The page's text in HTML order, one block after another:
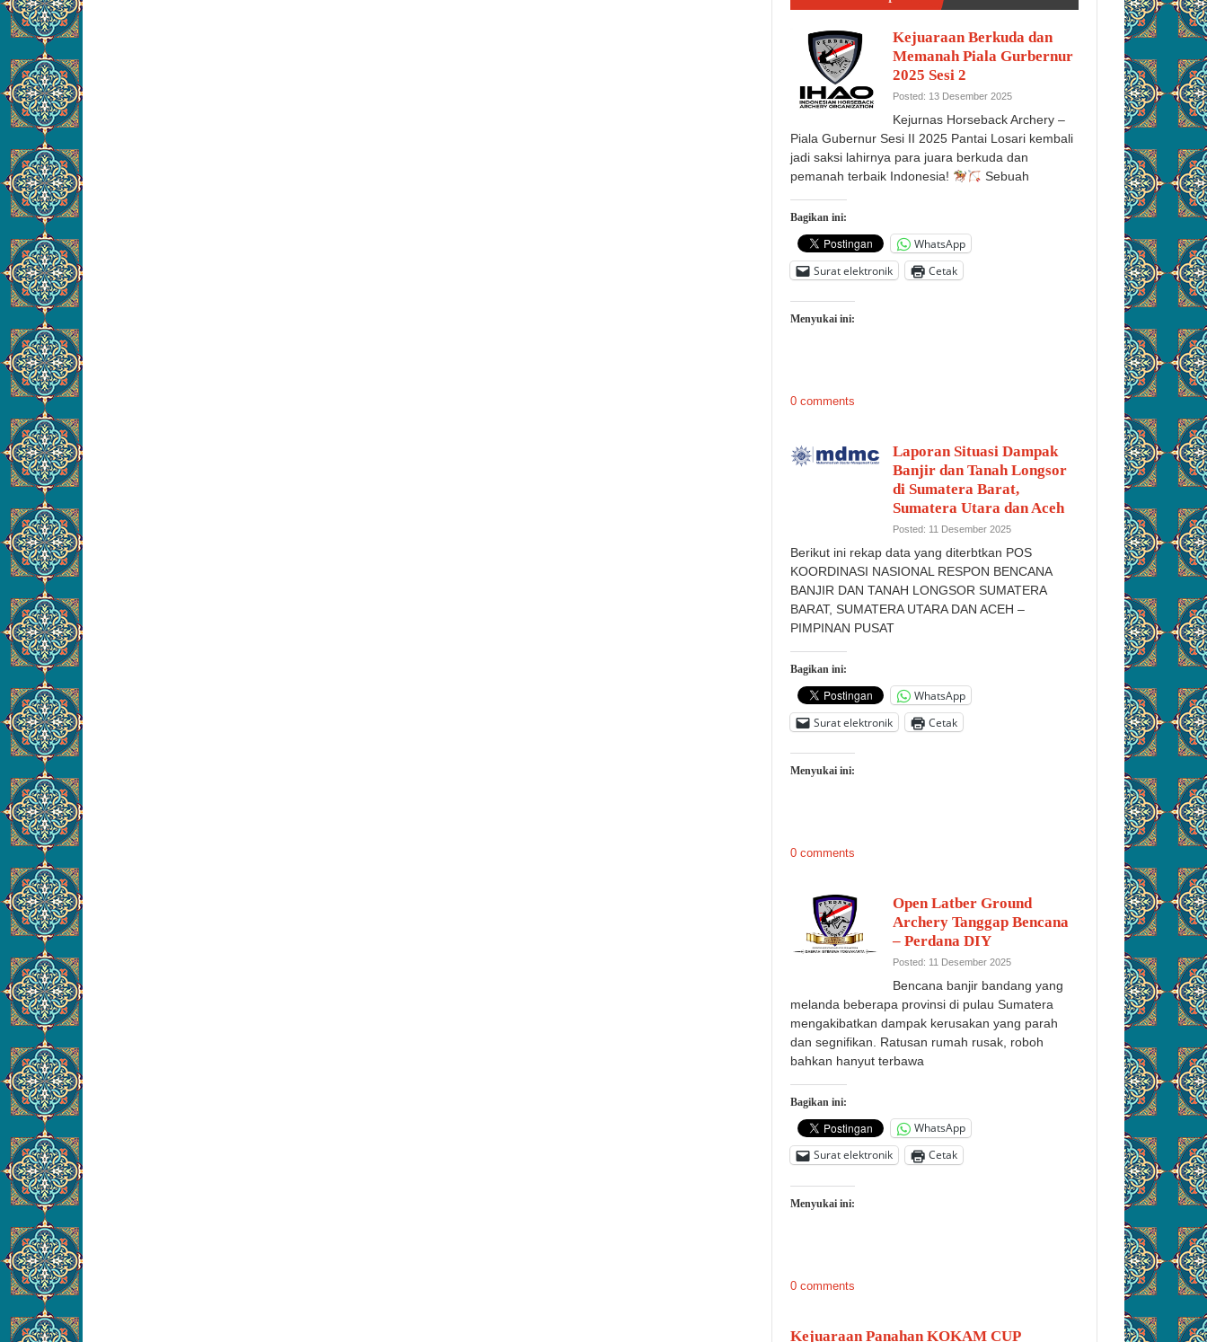
Kejuaraan Berkuda dan
Memanah Piala Gurbernur
2025 Sesi 2
Posted: 13 Desember 2025
Kejurnas Horseback Archery –
Piala Gubernur Sesi II 2025 Pantai Losari kembali
jadi saksi lahirnya para juara berkuda dan
pemanah terbaik Indonesia!
Sebuah
Bagikan ini:
WhatsApp
Surat elektronik
Cetak
Menyukai ini:
0 comments
Laporan Situasi Dampak
Banjir dan Tanah Longsor
di Sumatera Barat,
Sumatera Utara dan Aceh
Posted: 11 Desember 2025
Berikut ini rekap data yang diterbtkan POS
KOORDINASI NASIONAL RESPON BENCANA
BANJIR DAN TANAH LONGSOR SUMATERA
BARAT, SUMATERA UTARA DAN ACEH –
PIMPINAN PUSAT
Bagikan ini:
WhatsApp
Surat elektronik
Cetak
Menyukai ini:
0 comments
Open Latber Ground
Archery Tanggap Bencana
– Perdana DIY
Posted: 11 Desember 2025
Bencana banjir bandang yang
melanda beberapa provinsi di pulau Sumatera
mengakibatkan dampak kerusakan yang parah
dan segnifikan. Ratusan rumah rusak, roboh
bahkan hanyut terbawa
Bagikan ini:
WhatsApp
Surat elektronik
Cetak
Menyukai ini:
0 comments
Kejuaraan Panahan KOKAM CUP